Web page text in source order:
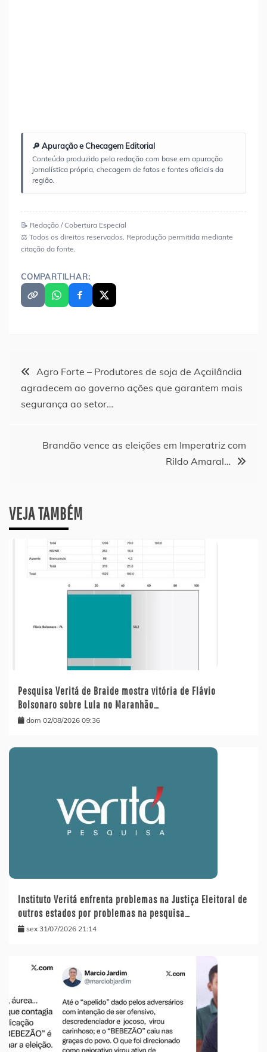
🔎 Apuração e Checagem Editorial
Conteúdo produzido pela redação com base em apuração
jornalística própria, checagem de fatos e fontes oficiais da
região.
📝 Redação / Cobertura Especial
⚖️ Todos os direitos reservados. Reprodução permitida mediante
citação da fonte.
COMPARTILHAR:
Navegação
de
Agro Forte – Produtores de soja de Açailândia
agradecem ao governo ações que garantem mais
segurança ao setor…
Brandão vence as eleições em Imperatriz com
Rildo Amaral…
VEJA TAMBÉM
Pesquisa Veritá de Braide mostra vitória de Flávio
Bolsonaro sobre Lula no Maranhão…
dom 02/08/2026 09:36
Instituto Veritá enfrenta problemas na Justiça Eleitoral de
outros estados por problemas na pesquisa…
sex 31/07/2026 21:14